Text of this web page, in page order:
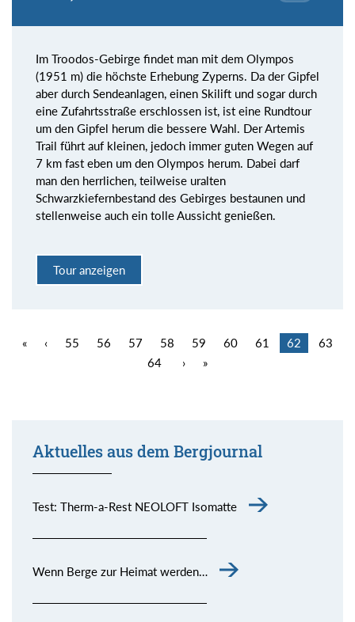
Im Troodos-Gebirge findet man mit dem Olympos
(1951 m) die höchste Erhebung Zyperns. Da der Gipfel
aber durch Sendeanlagen, einen Skilift und sogar durch
eine Zufahrtsstraße erschlossen ist, ist eine Rundtour
um den Gipfel herum die bessere Wahl. Der Artemis
Trail führt auf kleinen, jedoch immer guten Wegen auf
7 km fast eben um den Olympos herum. Dabei darf
man den herrlichen, teilweise uralten
Schwarzkiefernbestand des Gebirges bestaunen und
stellenweise auch ein tolle Aussicht genießen.
Tour anzeigen
« ‹ 55 56 57 58 59 60 61 62
63
64
› »
Aktuelles aus dem Bergjournal
Test: Therm-a-Rest NEOLOFT Isomatte
Wenn Berge zur Heimat werden…